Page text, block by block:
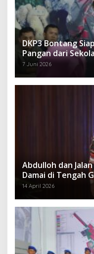
DKP3 Bontang
Pangan dari
7 Juni 2026
Abdulloh dan
Damai di Tengah
14 April 2026